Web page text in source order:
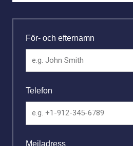
För- och efternamn
Telefon
Mejladress